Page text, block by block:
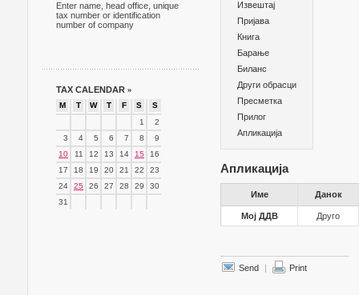
Enter name, head office, unique
tax number or identification
number of company
TAX CALENDAR »
M T W T F S
S
1
2
3
4 5 6 7 8
9
10
11 12 13 14 15
16
17
18 19 20 21 22
23
24
25 26 27 28 29
30
31
Извештај
Пријава
Книга
Барање
Биланс
Други обрасци
Пресметка
Прилог
Апликација
Апликација
Име Данок
Мој ДДВ Друго
Send | Print